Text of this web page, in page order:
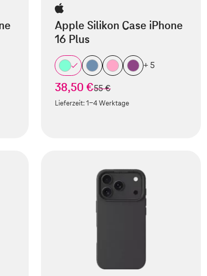
Apple Silikon Case iPhone
16 Plus
+ 5
38,50 €statt
55 €
Lieferzeit:1-4 Werktage